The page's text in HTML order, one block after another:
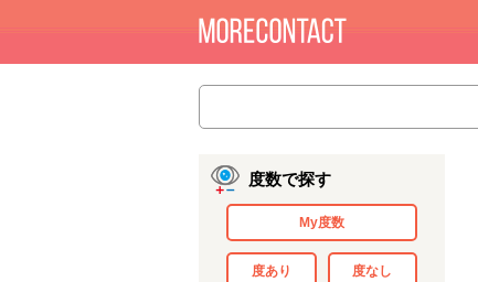
度数で探す
My度数
度あり 度なし